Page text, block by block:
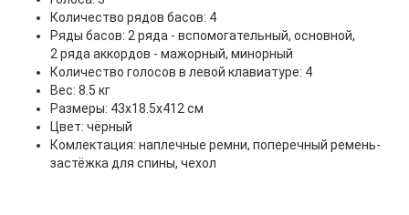
Количество рядов басов: 4
Ряды басов: 2 ряда - вспомогательный, основной,
2 ряда аккордов - мажорный, минорный
Количество голосов в левой клавиатуре: 4
Вес: 8.5 кг
Размеры: 43x18.5x412 см
Цвет: чёрный
Комлектация: наплечные ремни, поперечный ремень-
застёжка для спины, чехол